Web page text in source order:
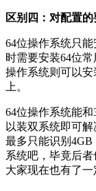
区别四：对配置的
64位操作系统只
时需要安装64位
操作系统则可以安
上。
64位操作系统能
以装双系统即可
最多只能识别
系统吧，毕竟后
大家现在也有了一